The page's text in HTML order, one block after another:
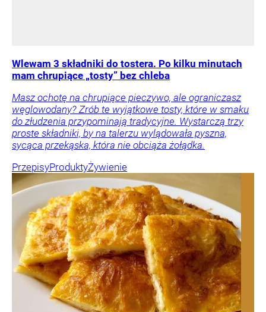
Wlewam 3 składniki do tostera. Po kilku minutach
mam chrupiące „tosty” bez chleba
Masz ochotę na chrupiące pieczywo, ale ograniczasz
węglowodany? Zrób te wyjątkowe tosty, które w smaku
do złudzenia przypominają tradycyjne. Wystarczą trzy
proste składniki, by na talerzu wylądowała pyszna,
sycąca przekąska, która nie obciąża żołądka.
PrzepisyProduktyŻywienie